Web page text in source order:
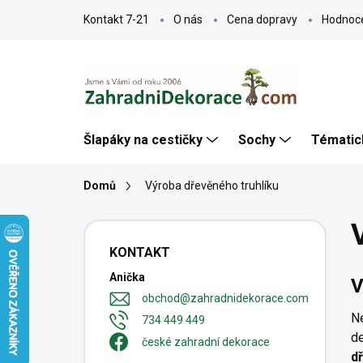
Kontakt 7-21 O nás Cena dopravy
Šlapáky na cestičky Sochy
Domů Výroba dřevěného truhlíku
P
KONTAKT
Anička
obchod@zahradnidekorace.com
734 449 449
české zahradní dekorace